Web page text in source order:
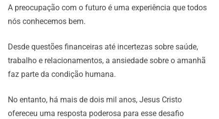
A preocupação com o futuro é uma experiência que todos
nós conhecemos bem.
Desde questões financeiras até incertezas sobre saúde,
trabalho e relacionamentos, a ansiedade sobre o amanhã
faz parte da condição humana.
No entanto, há mais de dois mil anos, Jesus Cristo
ofereceu uma resposta poderosa para esse desafio